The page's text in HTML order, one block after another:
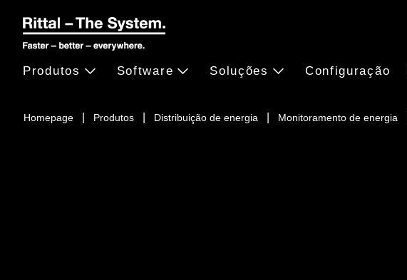
Homepage Produtos Distribuição de energia Monitoramento de energia
Produtos Software Soluções Configuração